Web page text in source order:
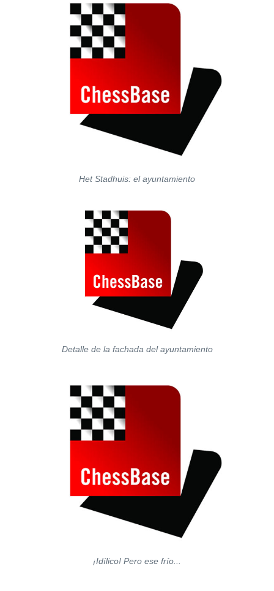
Het Stadhuis: el ayuntamiento
Detalle de la fachada del ayuntamiento
¡Idílico! Pero ese frío...